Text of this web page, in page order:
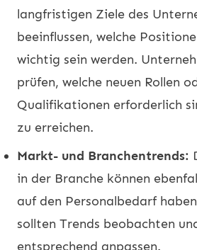
langfristigen Ziele des
beeinflussen, welche
wichtig sein werden.
prüfen, welche neuen Rollen
Qualifikationen erforderlich
zu erreichen.
Markt- und Branchentrends:
in der Branche können
auf den Personalbedarf
sollten Trends beobachten
entsprechend anpassen.